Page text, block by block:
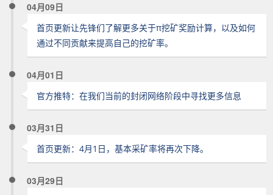
04月09日
首页更新让先锋们了解更多关于π挖矿奖励计算，以及如何
通过不同贡献来提高自己的挖矿率。
04月01日
官方推特：在我们当前的封闭网络阶段中寻找更多信息
03月31日
首页更新：4月1日，基本采矿率将再次下降。
03月29日